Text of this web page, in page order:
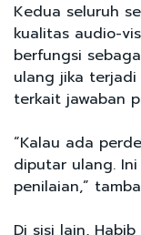
Kedua seluruh
kualitas audio-
berfungsi
ulang jika
terkait jawaban
“Kalau ada
diputar ulang.
penilaian,”